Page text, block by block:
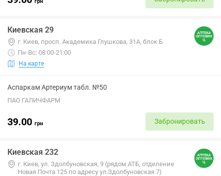
Киевская 29
г. Киев, просп. Академика Глушкова, 31А, блок Б
Пн-Вс: 08:00-21:00
На карте
Аспаркам Артериум табл. №50
ПАО ГАЛИЧФАРМ
39.00 грн Забронировать
Киевская 232
г. Киев, ул. Здолбуновская, 9 (рядом АТБ, отделение
Новая Почта 125 по адресу ул.Здолбуновская 7)